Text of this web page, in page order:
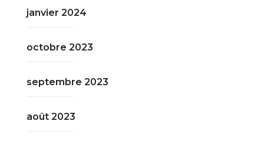
janvier 2024
octobre 2023
septembre 2023
août 2023